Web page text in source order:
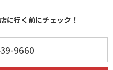
に行く前にチェック！
9660